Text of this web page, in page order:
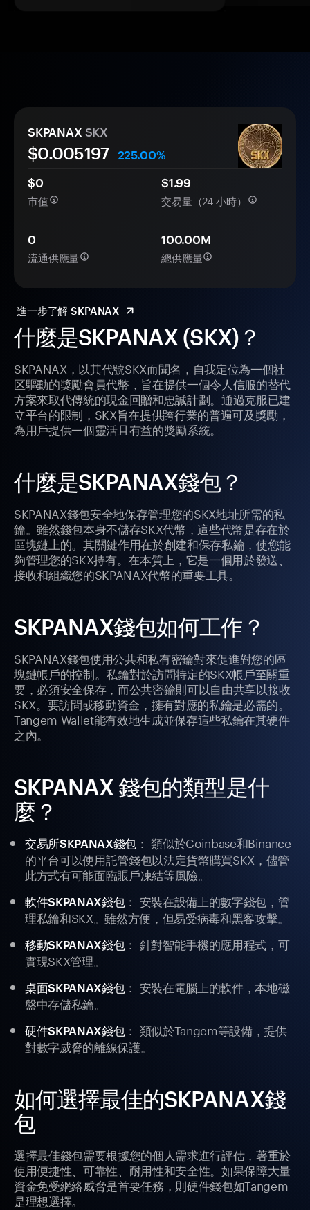
什麼是SKPANAX (SKX)？
SKPANAX，以其代號SKX而聞名，自我定位為一個社
区驅動的獎勵會員代幣，旨在提供一個令人信服的替代
方案來取代傳統的現金回贈和忠誠計劃。通過克服已建
立平台的限制，SKX旨在提供跨行業的普遍可及獎勵，
為用戶提供一個靈活且有益的獎勵系統。
什麼是SKPANAX錢包？
SKPANAX錢包安全地保存管理您的SKX地址所需的私
鑰。雖然錢包本身不儲存SKX代幣，這些代幣是存在於
區塊鏈上的。其關鍵作用在於創建和保存私鑰，使您能
夠管理您的SKX持有。在本質上，它是一個用於發送、
接收和組織您的SKPANAX代幣的重要工具。
SKPANAX錢包如何工作？
SKPANAX錢包使用公共和私有密鑰對來促進對您的區
塊鏈帳戶的控制。私鑰對於訪問特定的SKX帳戶至關重
要，必須安全保存，而公共密鑰則可以自由共享以接收
SKX。要訪問或移動資金，擁有對應的私鑰是必需的。
Tangem Wallet能有效地生成並保存這些私鑰在其硬件
之內。
SKPANAX 錢包的類型是什
麼？
交易所SKPANAX錢包： 類似於Coinbase和Binance
的平台可以使用託管錢包以法定貨幣購買SKX，儘管
此方式有可能面臨賬戶凍結等風險。
軟件SKPANAX錢包： 安裝在設備上的數字錢包，管
理私鑰和SKX。雖然方便，但易受病毒和黑客攻擊。
移動SKPANAX錢包： 針對智能手機的應用程式，可
實現SKX管理。
桌面SKPANAX錢包： 安裝在電腦上的軟件，本地磁
盤中存儲私鑰。
硬件SKPANAX錢包： 類似於Tangem等設備，提供
對數字威脅的離線保護。
如何選擇最佳的SKPANAX錢
包
選擇最佳錢包需要根據您的個人需求進行評估，著重於
使用便捷性、可靠性、耐用性和安全性。如果保障大量
資金免受網絡威脅是首要任務，則硬件錢包如Tangem
是理想選擇。
SKPANAX SKX
$0.005197
225.00%
$0
市值
$1.99
交易量（24 小時）
0
流通供應量
100.00M
總供應量
進一步了解 SKPANAX